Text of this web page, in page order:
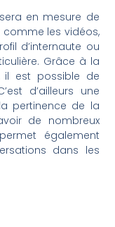
en mesure de
les vidéos,
d’internaute ou
Grâce à la
il est possible de
d’ailleurs une
pertinence de la
de nombreux
également
dans les